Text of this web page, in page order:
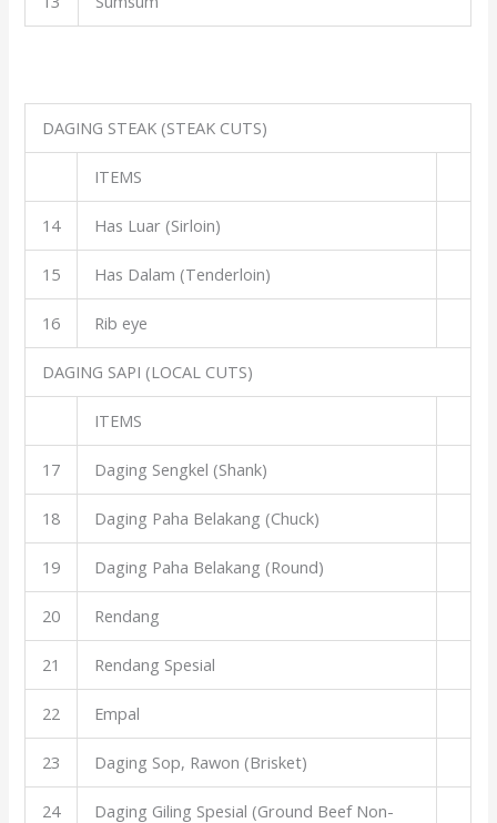
DAGING STEAK (STEAK CUTS)
ITEMS
14 Has Luar (Sirloin)
15 Has Dalam (Tenderloin)
16 Rib eye
DAGING SAPI (LOCAL CUTS)
ITEMS
17 Daging Sengkel (Shank)
18 Daging Paha Belakang (Chuck)
19 Daging Paha Belakang (Round)
20 Rendang
21 Rendang Spesial
22 Empal
23 Daging Sop, Rawon (Brisket)
24
Daging Giling Spesial (Ground Beef Non-